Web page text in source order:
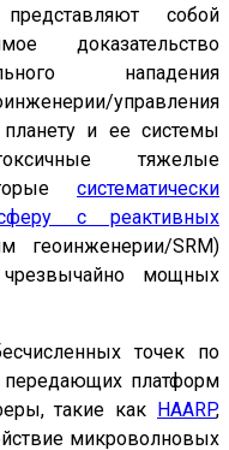
собой
доказательство
нападения
управления
и ее системы
тяжелые
систематически
с реактивных
геоинженерии/SRM)
мощных
точек по
платформ
такие как
HAARP,
микроволновых